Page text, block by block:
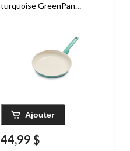
turquoise GreenPan
Ajouter
44,99 $